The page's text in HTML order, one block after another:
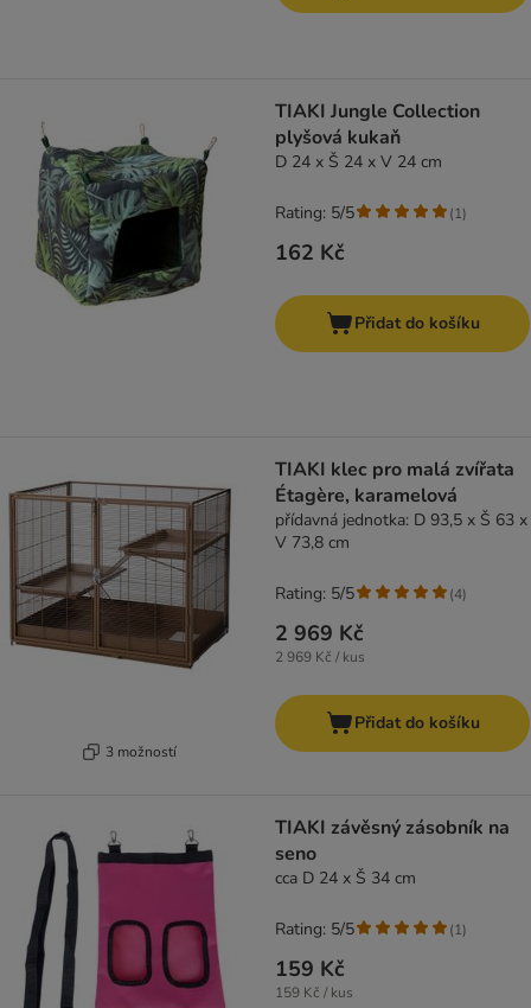
TIAKI Jungle Collection
plyšová kukaň
D 24 x Š 24 x V 24 cm
162 Kč
Rating: 5/5 (1)
Přidat do košíku
3 možností
TIAKI klec pro malá zvířata
Étagère, karamelová
přídavná jednotka: D 93,5 x Š 63 x
V 73,8 cm
2 969 Kč
2 969 Kč / kus
Rating: 5/5 (4)
Přidat do košíku
TIAKI závěsný zásobník na
seno
cca D 24 x Š 34 cm
159 Kč
159 Kč / kus
Rating: 5/5 (1)